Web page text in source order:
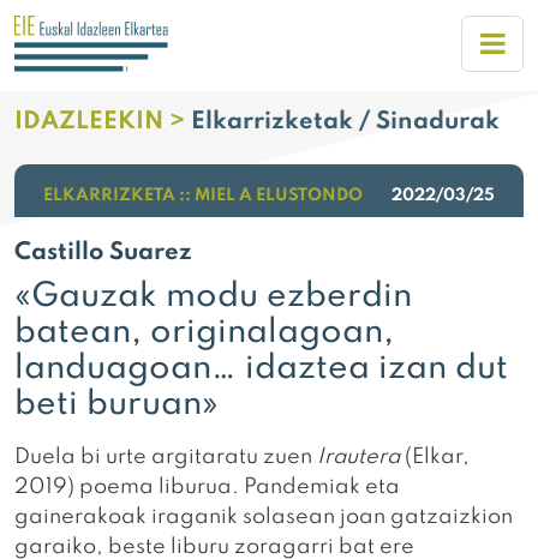
IDAZLEEKIN > Elkarrizketak / Sinadurak
ELKARRIZKETA :: MIEL A ELUSTONDO 2022/03/25
Castillo Suarez
«Gauzak modu ezberdin
batean, originalagoan,
landuagoan… idaztea izan dut
beti buruan»
Duela bi urte argitaratu zuen Irautera(Elkar,
2019) poema liburua. Pandemiak eta
gainerakoak iraganik solasean joan gatzaizkion
garaiko, beste liburu zoragarri bat ere